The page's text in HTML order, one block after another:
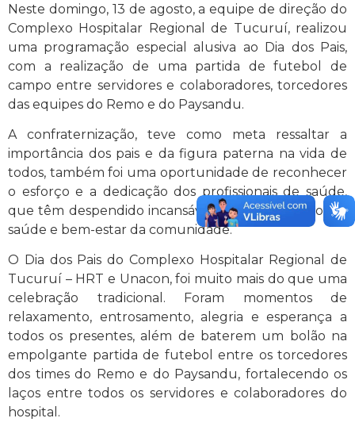
Neste domingo, 13 de agosto, a equipe de direção do
Complexo Hospitalar Regional de Tucuruí, realizou
uma programação especial alusiva ao Dia dos Pais,
com a realização de uma partida de futebol de
campo entre servidores e colaboradores, torcedores
das equipes do Remo e do Paysandu.
A confraternização, teve como meta ressaltar a
importância dos pais e da figura paterna na vida de
todos, também foi uma oportunidade de reconhecer
o esforço e a dedicação dos profissionais de saúde,
que têm despendido incansáveis serviços em prol da
saúde e bem-estar da comunidade.
O Dia dos Pais do Complexo Hospitalar Regional de
Tucuruí – HRT e Unacon, foi muito mais do que uma
celebração tradicional. Foram momentos de
relaxamento, entrosamento, alegria e esperança a
todos os presentes, além de baterem um bolão na
empolgante partida de futebol entre os torcedores
dos times do Remo e do Paysandu, fortalecendo os
laços entre todos os servidores e colaboradores do
hospital.